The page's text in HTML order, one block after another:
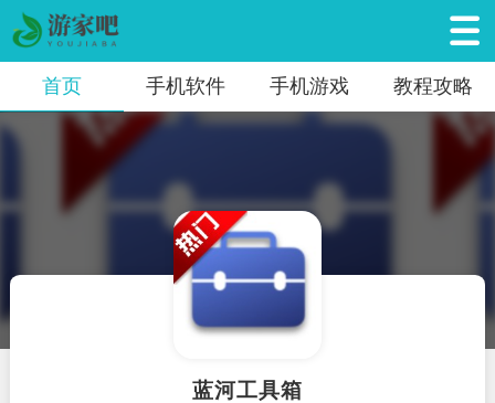
首页 手机软件 手机游戏 教程攻略
蓝河工具箱